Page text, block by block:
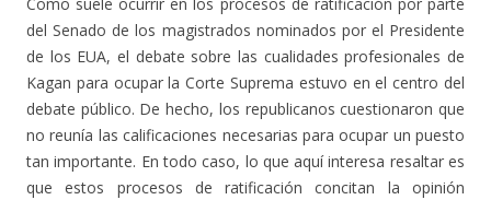
Como suele ocurrir en los procesos de ratificación por parte
del Senado de los magistrados nominados por el Presidente
de los EUA, el debate sobre las cualidades profesionales de
Kagan para ocupar la Corte Suprema estuvo en el centro del
debate público. De hecho, los republicanos cuestionaron que
no reunía las calificaciones necesarias para ocupar un puesto
tan importante. En todo caso, lo que aquí interesa resaltar es
que estos procesos de ratificación concitan la opinión